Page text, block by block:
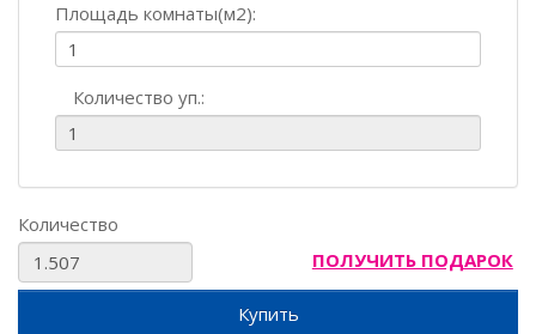
Площадь комнаты(м2):
Количество уп.:
Количество
ПОЛУЧИТЬ ПОДАРОК
Купить